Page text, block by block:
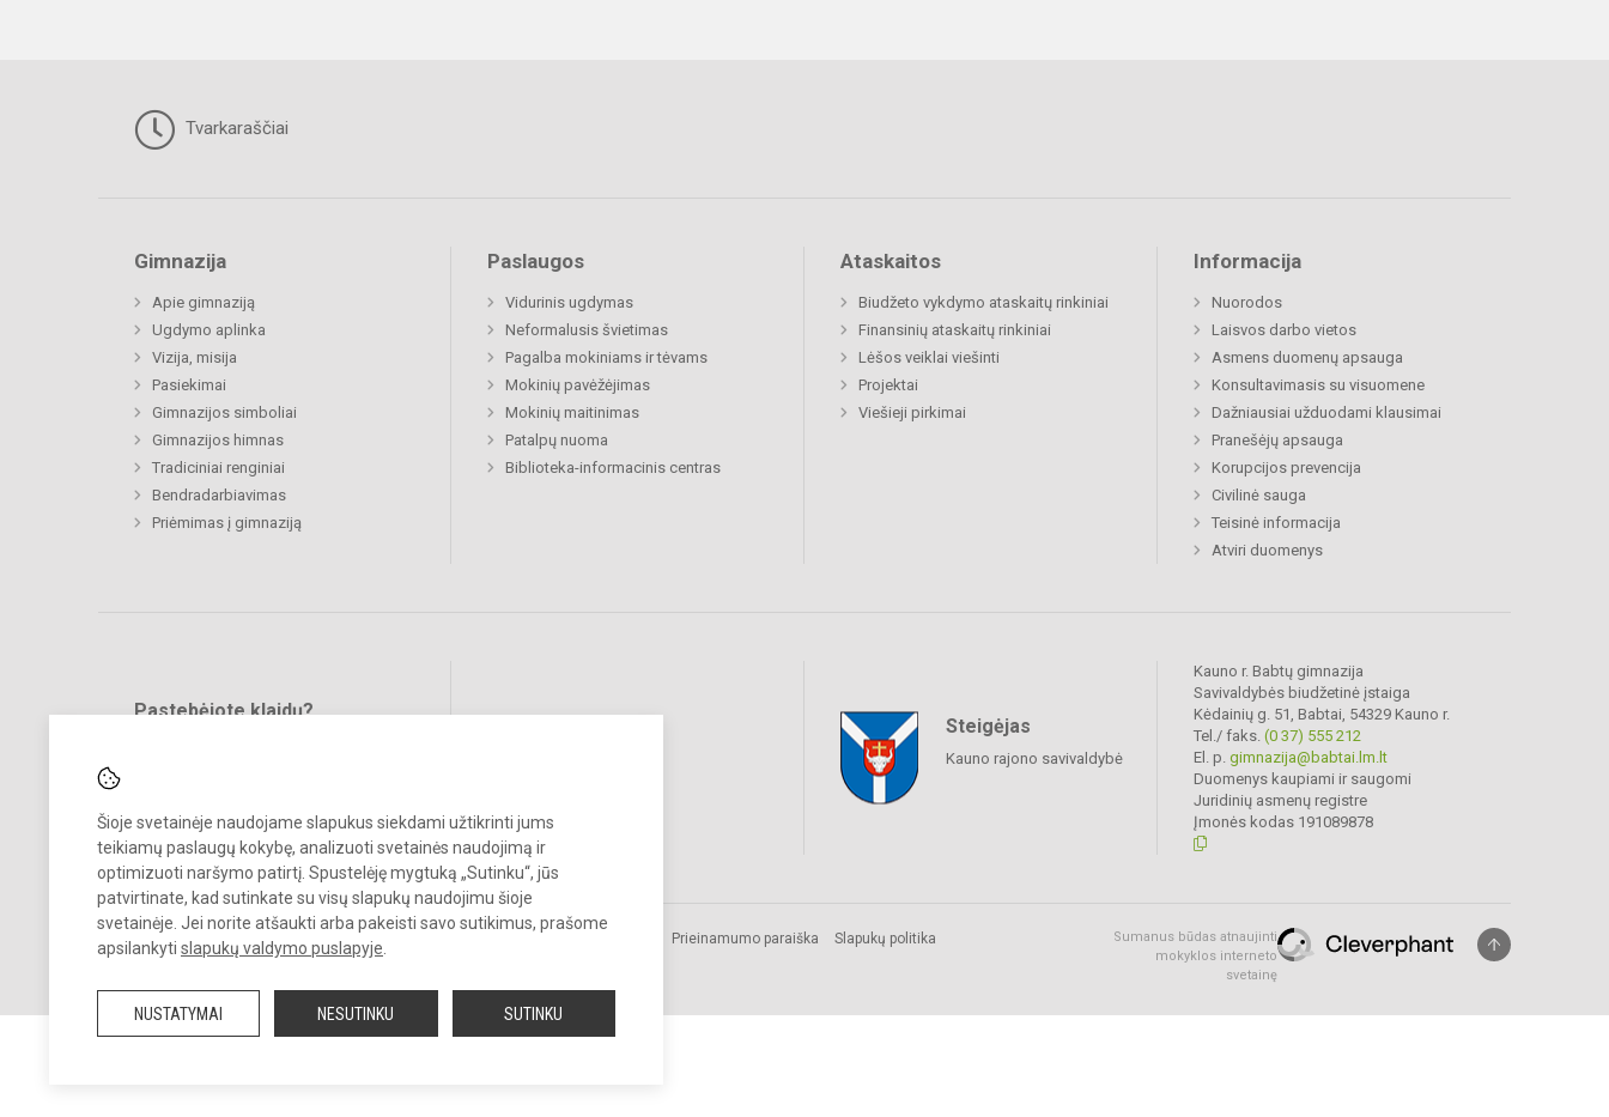
Šioje svetainėje naudojame slapukus siekdami užtikrinti jums
teikiamų paslaugų kokybę, analizuoti svetainės naudojimą ir
optimizuoti naršymo patirtį. Spustelėję mygtuką „Sutinku“, jūs
patvirtinate, kad sutinkate su visų slapukų naudojimu šioje
svetainėje. Jei norite atšaukti arba pakeisti savo sutikimus, prašome
apsilankyti slapukų valdymo puslapyje
NUSTATYMAI NESUTINKU SUTINKU
Tvarkaraščiai
Gimnazija
Apie gimnaziją
Ugdymo aplinka
Vizija, misija
Pasiekimai
Gimnazijos simboliai
Gimnazijos himnas
Tradiciniai renginiai
Bendradarbiavimas
Priėmimas į gimnaziją
Paslaugos
Vidurinis ugdymas
Neformalusis švietimas
Pagalba mokiniams ir tėvams
Mokinių pavėžėjimas
Mokinių maitinimas
Patalpų nuoma
Biblioteka-informacinis centras
Ataskaitos
Biudžeto vykdymo ataskaitų rinkiniai
Finansinių ataskaitų rinkiniai
Lėšos veiklai viešinti
Projektai
Viešieji pirkimai
Informacija
Nuorodos
Laisvos darbo vietos
Asmens duomenų apsauga
Konsultavimasis su visuomene
Dažniausiai užduodami klausimai
Pranešėjų apsauga
Korupcijos prevencija
Civilinė sauga
Teisinė informacija
Atviri duomenys
Pastebėjote klaidų?
Steigėjas
Kauno rajono savivaldybė
Kauno r. Babtų gimnazija
Savivaldybės biudžetinė įstaiga
Kėdainių g. 51, Babtai, 54329 Kauno r.
Tel./ faks. (0 37) 555 212
El. p. gimnazija@babtai.lm.lt
Duomenys kaupiami ir saugomi
Juridinių asmenų registre
Įmonės kodas 191089878
© 2025. Kauno r. Babtų gimnazija. Visos teisės saugomos.
Kopijuoti turinį be raštiško gimnazijos sutikimo griežtai draudžiama.
Prieinamumo paraiška Slapukų politika
Sumanus būdas atnaujinti
mokyklos interneto
svetainę